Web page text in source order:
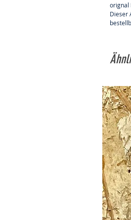
orignal
Dieser